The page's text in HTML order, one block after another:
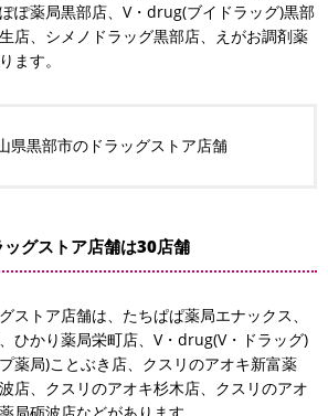
ぽ薬局黒部店、V・drug(ブイドラッグ)黒部
店、シメノドラッグ黒部店、えがお調剤薬
ます。
県黒部市のドラッグストア店舗
グストア店舗は30店舗
ストア店舗は、たちぱぱ薬局エナックス、
ひかり薬局栄町店、V・drug(V・ドラッグ)
薬局)ことぶき店、クスリのアオキ新富薬
店、クスリのアオキ杉木店、クスリのアオ